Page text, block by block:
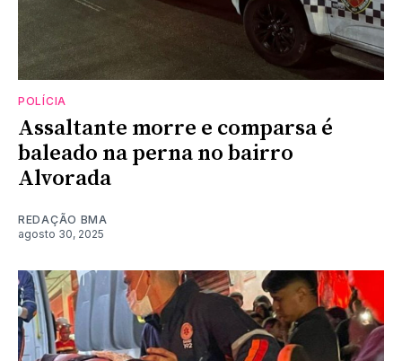
POLÍCIA
Assaltante morre e comparsa é
baleado na perna no bairro
Alvorada
REDAÇÃO BMA
agosto 30, 2025